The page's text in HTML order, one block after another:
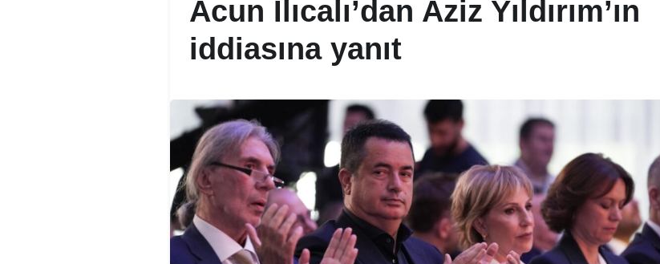
Acun Ilıcalı’dan Aziz Yıldırım’ın
iddiasına yanıt